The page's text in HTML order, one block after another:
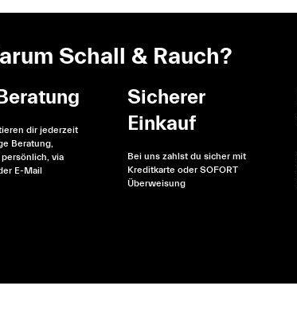
Schall & Rauch?
dir jederzeit
Beratung,
via
E-Mail
Sicherer
Einkauf
Bei uns zahlst du sicher mit
Kreditkarte oder SOFORT
Überweisung